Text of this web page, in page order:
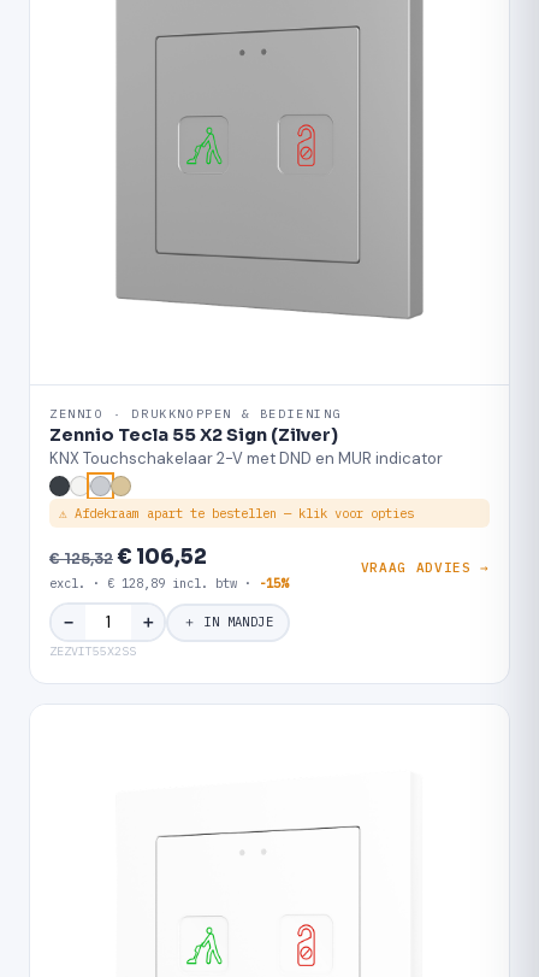
ZENNIO · DRUKKNOPPEN & BEDIENING
Zennio Tecla 55 X2 Sign (Zilver)
KNX Touchschakelaar 2-V met DND en MUR indicator
⚠ Afdekraam apart te bestellen — klik voor opties
€ 125,32€ 106,52
excl. · € 128,89 incl. btw · -15%
VRAAG ADVIES →
− ＋ ＋ IN MANDJE
ZEZVIT55X2SS